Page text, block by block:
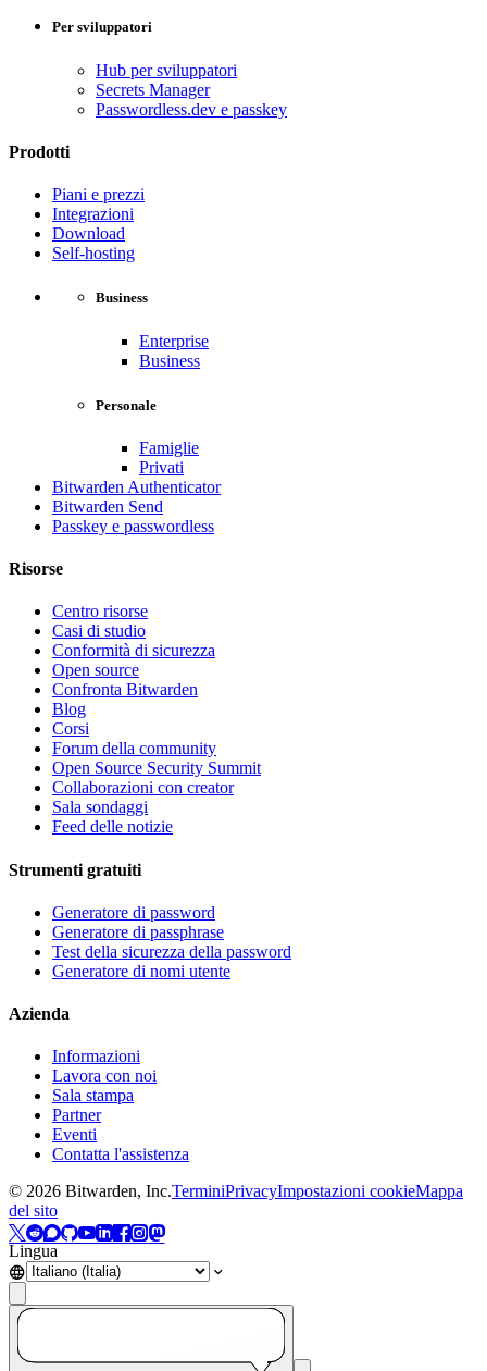
Per sviluppatori
Hub per sviluppatori
Secrets Manager
Passwordless.dev e passkey
Prodotti
Piani e prezzi
Integrazioni
Download
Self-hosting
Business
Enterprise
Business
Personale
Famiglie
Privati
Bitwarden Authenticator
Bitwarden Send
Passkey e passwordless
Risorse
Centro risorse
Casi di studio
Conformità di sicurezza
Open source
Confronta Bitwarden
Blog
Corsi
Forum della community
Open Source Security Summit
Collaborazioni con creator
Sala sondaggi
Feed delle notizie
Strumenti gratuiti
Generatore di password
Generatore di passphrase
Test della sicurezza della password
Generatore di nomi utente
Azienda
Informazioni
Lavora con noi
Sala stampa
Partner
Eventi
Contatta l'assistenza
© 2026 Bitwarden, Inc.TerminiPrivacyImpostazioni cookieMappa
del sito
Lingua